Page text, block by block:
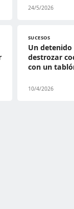
24/5/2026
SUCESOS
Un
destrozar
con un
10/4/2026